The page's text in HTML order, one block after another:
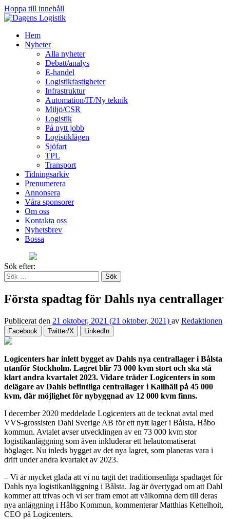
Hoppa till innehåll
Hem
Nyheter
Alla nyheter
Debatt/analys
E-handel
Logistikfastigheter
Infrastruktur
Automation/IT/Ny teknik
Miljö/CSR
Logistik
På nytt jobb
Logistiklägen
Sjöfart
TPL
Transport
Tidningsarkiv
Prenumerera
Annonsera
Våra sponsorer
Om oss
Kontakta oss
Nyhetsbrev
Bossa
Sök efter:
Första spadtag för Dahls nya centrallager
Publicerat den 21 oktober, 2021 (21 oktober, 2021) av Redaktionen
Facebook Twitter/X LinkedIn
Logicenters har inlett bygget av Dahls nya centrallager i Bålsta
utanför Stockholm. Lagret blir 73 000 kvm stort och ska stå
klart andra kvartalet 2023. Vidare träder Logicenters in som
delägare av Dahls befintliga centrallager i Kallhäll på 45 000
kvm, där möjlighet för nybyggnad av 12 000 kvm finns.
I december 2020 meddelade Logicenters att de tecknat avtal med
VVS-grossisten Dahl Sverige AB för ett nytt lager i Bålsta, Håbo
kommun. Avtalet avser utvecklingen av en 73 000 kvm stor
logistikanläggning som även inkluderar ett helautomatiserat
höglager. Nu inleds bygget av det nya lagret, som planeras vara i
drift under andra kvartalet av 2023.
– Vi är mycket glada att vi nu tagit det traditionsenliga spadtaget för
Dahls nya logistikanläggning i Bålsta. Jag är övertygad om att Dahl
kommer att trivas och vi ser fram emot att välkomna dem till deras
nya anläggning i Håbo Kommun, kommenterar Matthias Kettelhoit,
CEO på Logicenters.